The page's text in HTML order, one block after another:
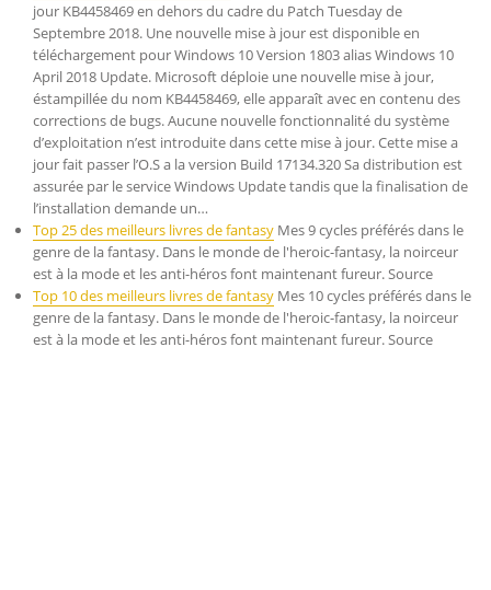
jour KB4458469 en dehors du cadre du Patch Tuesday de
Septembre 2018. Une nouvelle mise à jour est disponible en
téléchargement pour Windows 10 Version 1803 alias Windows 10
April 2018 Update. Microsoft déploie une nouvelle mise à jour,
éstampillée du nom KB4458469, elle apparaît avec en contenu des
corrections de bugs. Aucune nouvelle fonctionnalité du système
d’exploitation n’est introduite dans cette mise à jour. Cette mise a
jour fait passer l’O.S a la version Build 17134.320 Sa distribution est
assurée par le service Windows Update tandis que la finalisation de
l’installation demande un…
Top 25 des meilleurs livres de fantasy Mes 9 cycles préférés dans le
genre de la fantasy. Dans le monde de l'heroic-fantasy, la noirceur
est à la mode et les anti-héros font maintenant fureur. Source
Top 10 des meilleurs livres de fantasy Mes 10 cycles préférés dans le
genre de la fantasy. Dans le monde de l'heroic-fantasy, la noirceur
est à la mode et les anti-héros font maintenant fureur. Source